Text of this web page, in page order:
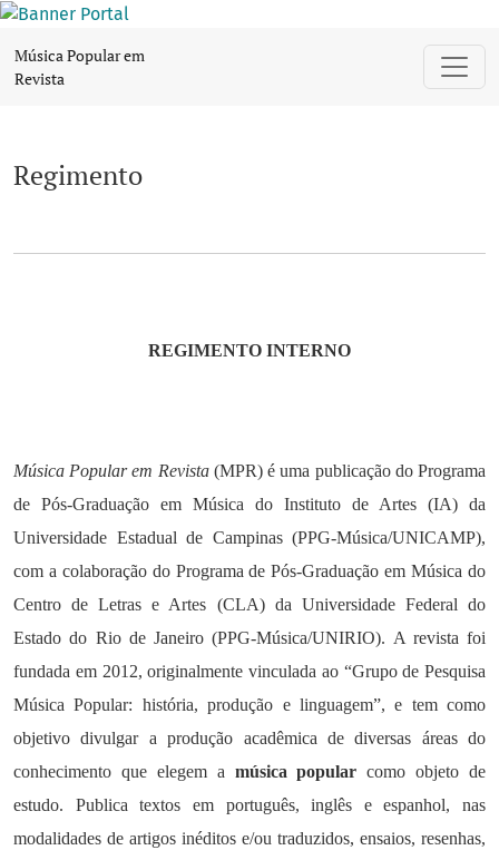
Regimento
Música Popular em
Revista
Regimento
REGIMENTO INTERNO
Música Popular em Revista(MPR) é uma publicação do Programa
de Pós-Graduação em Música do Instituto de Artes (IA) da
Universidade Estadual de Campinas (PPG-Música/UNICAMP),
com a colaboração do Programa de Pós-Graduação em Música do
Centro de Letras e Artes (CLA) da Universidade Federal do
Estado do Rio de Janeiro (PPG-Música/UNIRIO). A revista foi
fundada em 2012, originalmente vinculada ao “Grupo de Pesquisa
Música Popular: história, produção e linguagem”, e tem como
objetivo divulgar a produção acadêmica de diversas áreas do
conhecimento que elegem a música popular como objeto de
estudo. Publica textos em português, inglês e espanhol, nas
modalidades de artigos inéditos e/ou traduzidos, ensaios, resenhas,